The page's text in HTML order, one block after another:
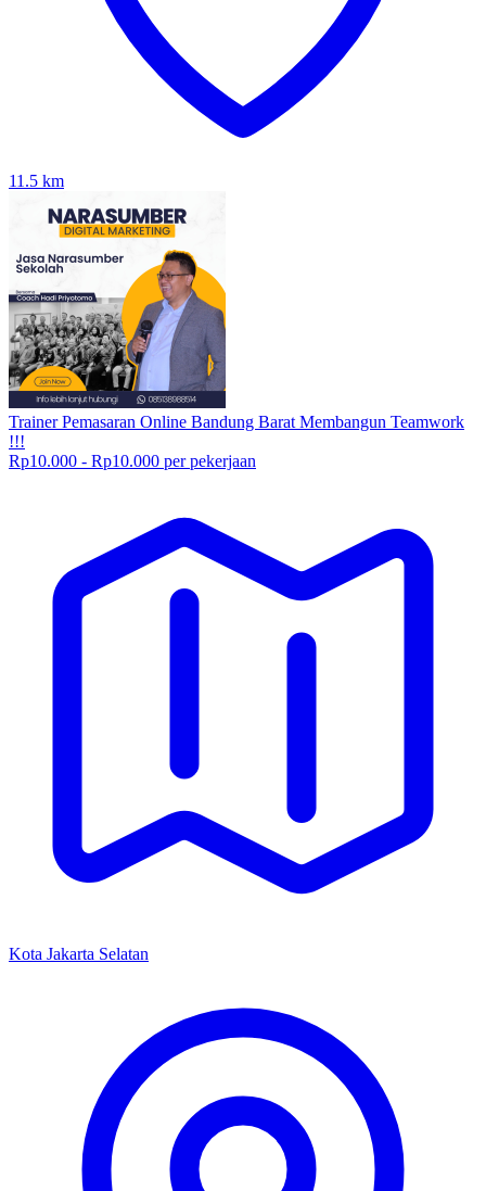
11.5 km
Trainer Pemasaran Online Bandung Barat Membangun Teamwork
!!!
Rp10.000 - Rp10.000 per pekerjaan
Kota Jakarta Selatan